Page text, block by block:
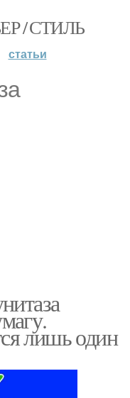
/ СТИЛЬ
статьи
лишь один